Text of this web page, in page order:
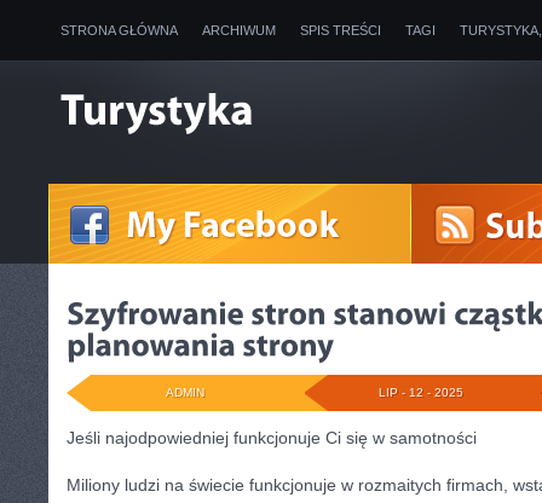
STRONA GŁÓWNA ARCHIWUM SPIS TREŚCI TAGI
LIP - 12 - 2025
ADMIN
Jeśli najodpowiedniej funkcjonuje Ci się w samotności
Miliony ludzi na świecie funkcjonuje w rozmaitych firmach,